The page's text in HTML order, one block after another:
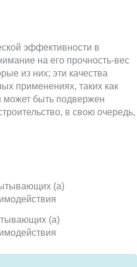
эффективности в
на его прочность-вес
из них; эти качества
применениях, таких как
может быть подвержен
в свою очередь,
(а)